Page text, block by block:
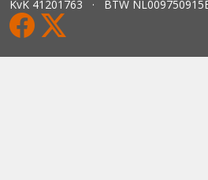
KvK 41201763 · BTW